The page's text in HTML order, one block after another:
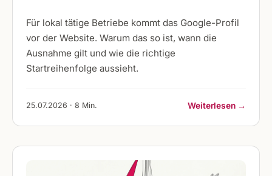
Für lokal tätige Betriebe kommt das Google-Profil
vor der Website. Warum das so ist, wann die
Ausnahme gilt und wie die richtige
Startreihenfolge aussieht.
25.07.2026 · 8 Min. Weiterlesen →